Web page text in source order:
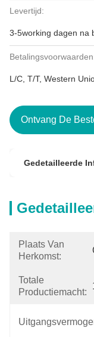
Levertijd:
3-5working dagen na
L/C, T/T, Western
Ontvang De
Gedetailleerde
Plaats Van
Herkomst:
Totale
Productiemacht: